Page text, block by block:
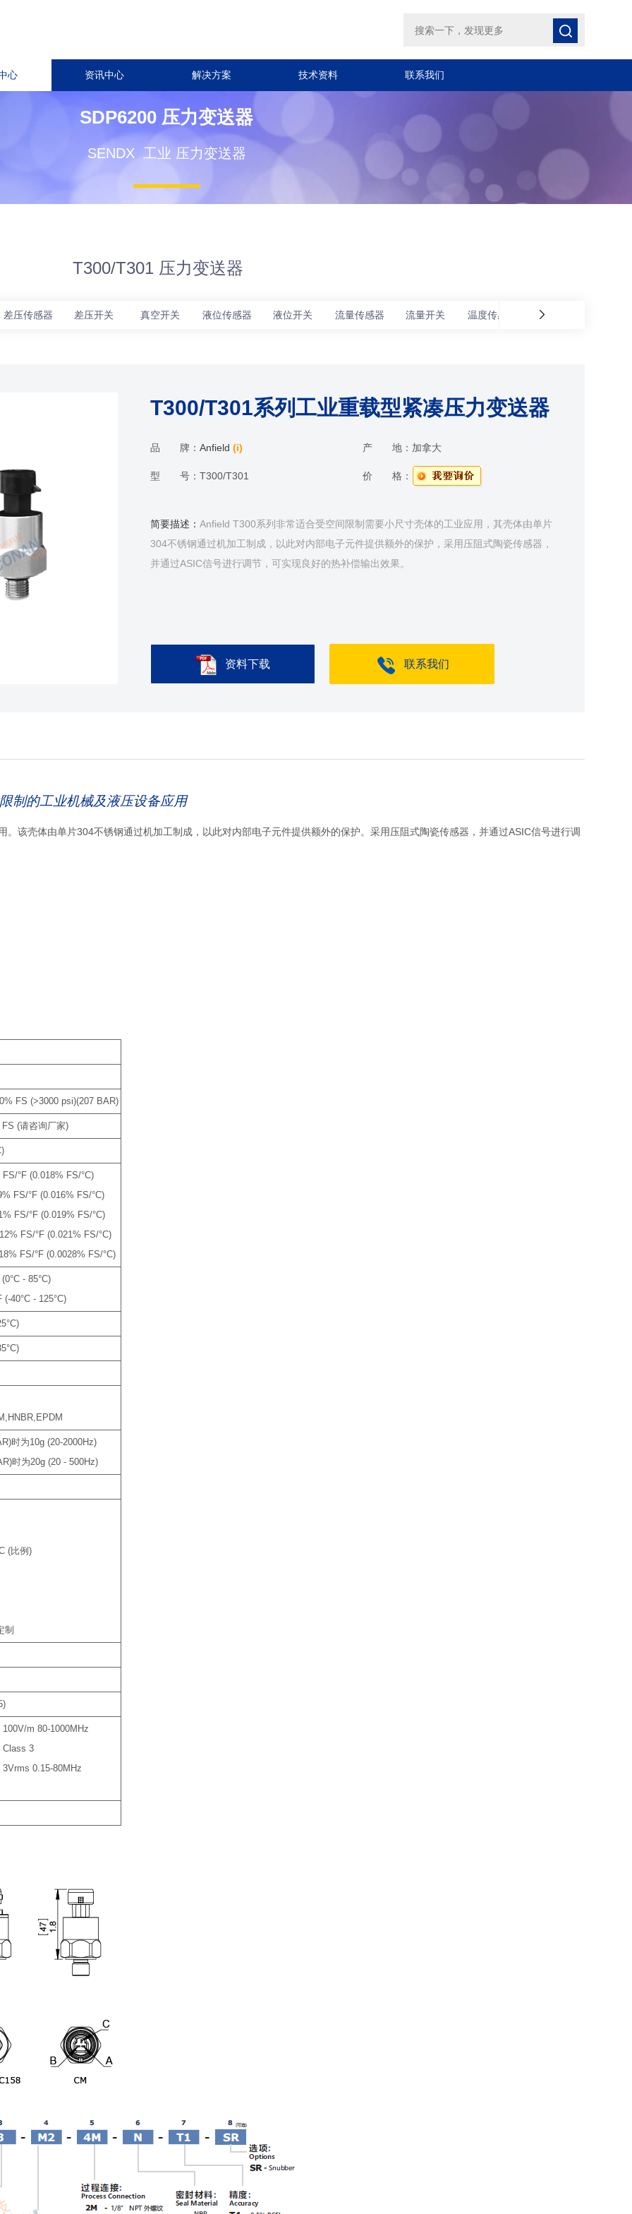
心 资讯中心 解决方案 技术资料 联系我们
SDP6200 压力变送器
SENDX 工业 压力变送器
T300/T301 压力变送器
差压传感器 差压开关 真空开关 液位传感器 液位开关 流量传感器 流量开关 温度传感器 位移传感器
T300/T301系列工业重载型紧凑压力变送器
品 牌： Anfield (i) 产 地： 加拿大
型 号： T300/T301 价 格：
简要描述： Anfield T300系列非常适合受空间限制需要小尺寸壳体的工业应用，其壳体由单片
304不锈钢通过机加工制成，以此对内部电子元件提供额外的保护，采用压阻式陶瓷传感器，
并通过ASIC信号进行调节，可实现良好的热补偿输出效果。
资料下载 联系我们
制的工业机械及液压设备应用
该壳体由单片304不锈钢通过机加工制成，以此对内部电子元件提供额外的保护。采用压阻式陶瓷传感器，并通过ASIC信号进行调
FS (>3000 psi)(207 BAR)
(请咨询厂家)
°F (0.018% FS/°C)
FS/°F (0.016% FS/°C)
FS/°F (0.019% FS/°C)
FS/°F (0.021% FS/°C)
FS/°F (0.0028% FS/°C)
- 85°C)
(-40°C - 125°C)
时为10g (20-2000Hz)
时为20g (20 - 500Hz)
(比例)
制
m 80-1000MHz
Class 3
0.15-80MHz